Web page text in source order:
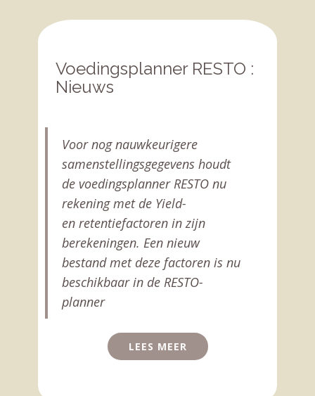
Voedingsplanner RESTO :
Nieuws
Voor nog nauwkeurigere
samenstellingsgegevens houdt
de voedingsplanner RESTO nu
rekening met de Yield-
en retentiefactoren in zijn
berekeningen. Een nieuw
bestand met deze factoren is nu
beschikbaar in de RESTO-
planner
LEES MEER